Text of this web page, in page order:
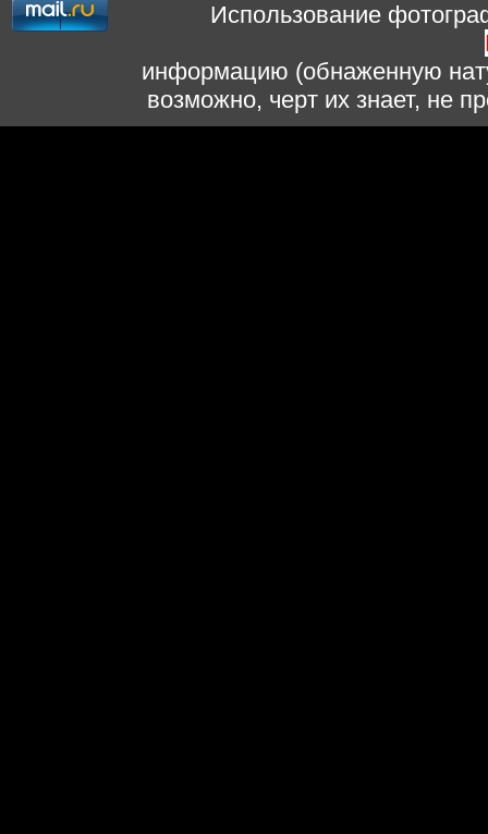
Использование
информацию (обнаженную
возможно, черт их знает, не